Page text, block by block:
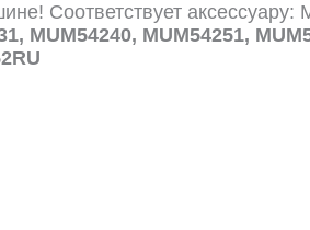
Соответствует аксессуару:
MUM54240, MUM54251,